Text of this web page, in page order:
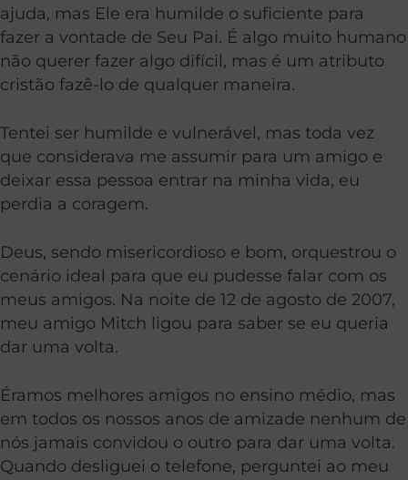
ajuda, mas Ele era humilde o suficiente para
fazer a vontade de Seu Pai. É algo muito humano
não querer fazer algo difícil, mas é um atributo
cristão fazê-lo de qualquer maneira.
Tentei ser humilde e vulnerável, mas toda vez
que considerava me assumir para um amigo e
deixar essa pessoa entrar na minha vida, eu
perdia a coragem.
Deus, sendo misericordioso e bom, orquestrou o
cenário ideal para que eu pudesse falar com os
meus amigos. Na noite de 12 de agosto de 2007,
meu amigo Mitch ligou para saber se eu queria
dar uma volta.
Éramos melhores amigos no ensino médio, mas
em todos os nossos anos de amizade nenhum de
nós jamais convidou o outro para dar uma volta.
Quando desliguei o telefone, perguntei ao meu